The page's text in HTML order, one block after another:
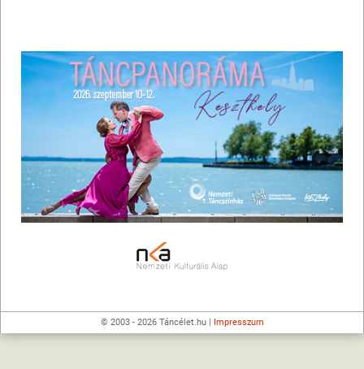
© 2003 - 2026 Táncélet.hu | Impresszum